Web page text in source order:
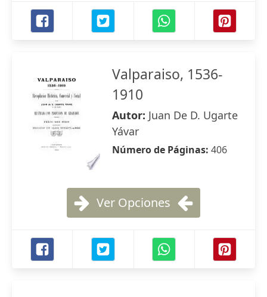
Valparaiso, 1536-
1910
Autor: Juan De D. Ugarte
Yávar
Número de Páginas: 406
Ver Opciones